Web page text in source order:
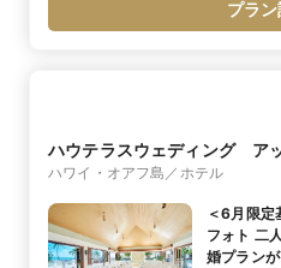
プラ
ハウテラスウェディング ア
ハワイ・オアフ島／ホテル
＜6月限定
フォト 二
婚プラン